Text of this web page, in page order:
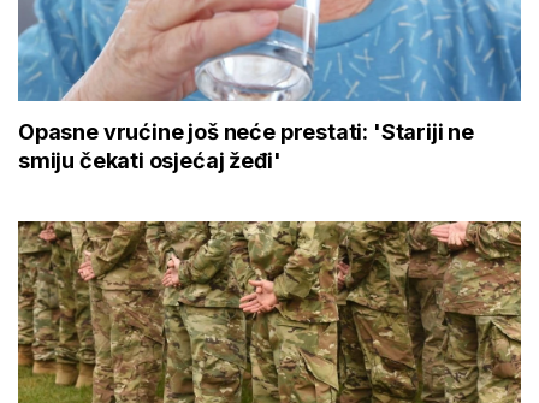
Opasne vrućine još neće prestati: 'Stariji ne
smiju čekati osjećaj žeđi'